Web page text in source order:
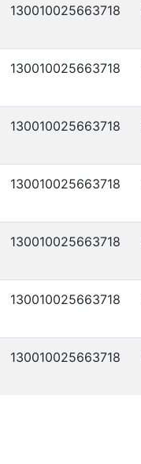
130010025663718
130010025663718
130010025663718
130010025663718
130010025663718
130010025663718
130010025663718